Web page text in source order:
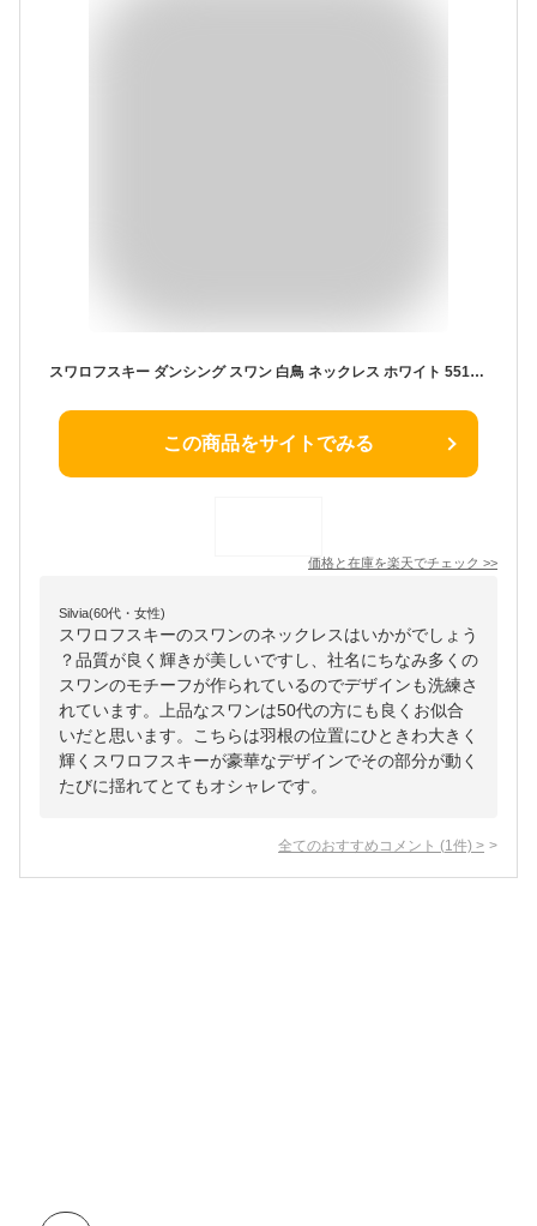
スワロフスキー ダンシング スワン 白鳥 ネックレス ホワイト 5514421 Swarovski ギフト プレゼント □
この商品をサイトでみる
価格と在庫を楽天でチェック >>
Silvia(60代・女性)
スワロフスキーのスワンのネックレスはいかがでしょう
？品質が良く輝きが美しいですし、社名にちなみ多くの
スワンのモチーフが作られているのでデザインも洗練さ
れています。上品なスワンは50代の方にも良くお似合
いだと思います。こちらは羽根の位置にひときわ大きく
輝くスワロフスキーが豪華なデザインでその部分が動く
たびに揺れてとてもオシャレです。
全てのおすすめコメント (1 件) >